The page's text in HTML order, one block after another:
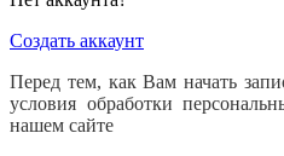
Создать аккаунт
Перед тем, как Вам начать
условия обработки
нашем сайте